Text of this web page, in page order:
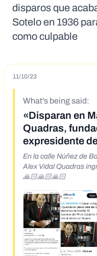
disparos que
Sotelo en 1936
como culpable
11/10/23
What's being said:
«Disparan en
Quadras,
expresidente
En la calle Núñez de
Alex Vidal Quadras
🙏🏻🙏🏻🙏🏻